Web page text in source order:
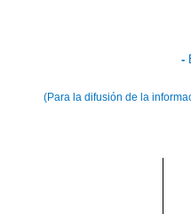
-
(Para la difusión de la